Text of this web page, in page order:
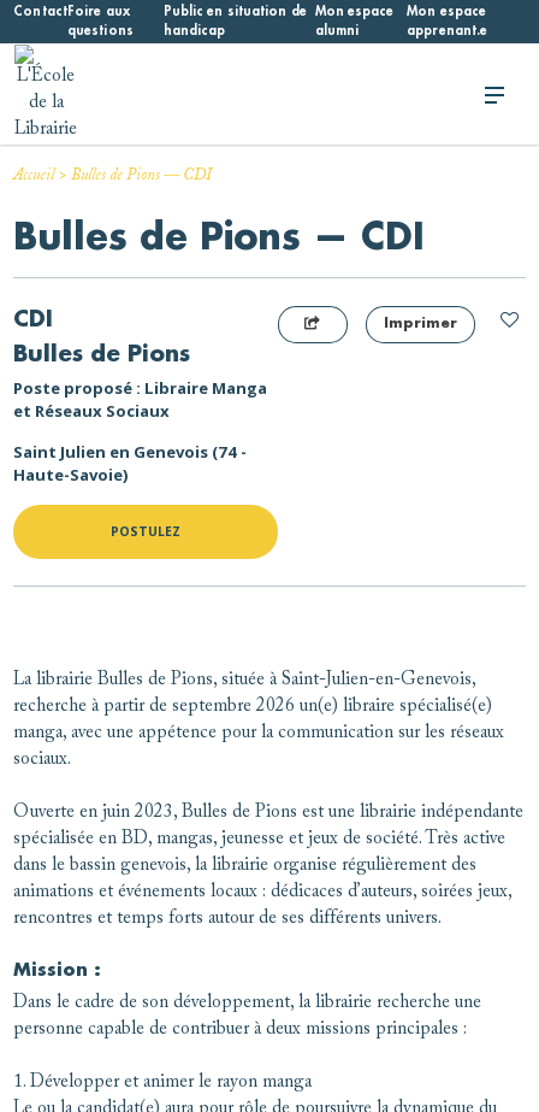
Skip
content
ContactFoire aux
questions
Public en situation de
handicap
Mon espace
alumni
Mon espace
apprenant.e
Accueil>Bulles de Pions — CDI
Bulles de Pions — CDI
CDI
Bulles de Pions
Poste proposé : Libraire Manga
et Réseaux Sociaux
Saint Julien en Genevois (74 -
Haute-Savoie)
POSTULEZ
Imprimer
La librairie Bulles de Pions, située à Saint-Julien-en-Genevois,
recherche à partir de septembre 2026 un(e) libraire spécialisé(e)
manga, avec une appétence pour la communication sur les réseaux
sociaux.
Ouverte en juin 2023, Bulles de Pions est une librairie indépendante
spécialisée en BD, mangas, jeunesse et jeux de société. Très active
dans le bassin genevois, la librairie organise régulièrement des
animations et événements locaux : dédicaces d’auteurs, soirées jeux,
rencontres et temps forts autour de ses différents univers.
Mission :
Dans le cadre de son développement, la librairie recherche une
personne capable de contribuer à deux missions principales :
1. Développer et animer le rayon manga